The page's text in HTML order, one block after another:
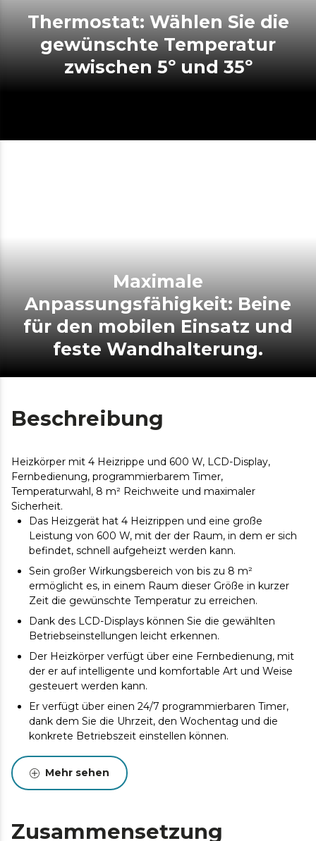
Thermostat: Wählen Sie die
gewünschte Temperatur
zwischen 5º und 35º
Maximale
Anpassungsfähigkeit: Beine
für den mobilen Einsatz und
feste Wandhalterung.
Beschreibung
Heizkörper mit 4 Heizrippe und 600 W, LCD-Display,
Fernbedienung, programmierbarem Timer,
Temperaturwahl, 8 m² Reichweite und maximaler
Sicherheit.
Das Heizgerät hat 4 Heizrippen und eine große
Leistung von 600 W, mit der der Raum, in dem er sich
befindet, schnell aufgeheizt werden kann.
Sein großer Wirkungsbereich von bis zu 8 m²
ermöglicht es, in einem Raum dieser Größe in kurzer
Zeit die gewünschte Temperatur zu erreichen.
Dank des LCD-Displays können Sie die gewählten
Betriebseinstellungen leicht erkennen.
Der Heizkörper verfügt über eine Fernbedienung, mit
der er auf intelligente und komfortable Art und Weise
gesteuert werden kann.
Er verfügt über einen 24/7 programmierbaren Timer,
dank dem Sie die Uhrzeit, den Wochentag und die
konkrete Betriebszeit einstellen können.
Dank sein Temperaturregler erfasst das Gerät die
aktuelle Temperatur des Raumes und es ist möglich,
die gewünschte Temperatur zwischen 5º und 35º in
sowohl fest an der Wand als auch, dank seiner Füße,
Mehr sehen
Zusammensetzung